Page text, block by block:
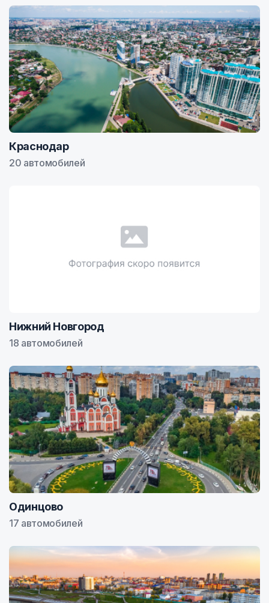
Краснодар
20 автомобилей
Нижний Новгород
18 автомобилей
Одинцово
17 автомобилей